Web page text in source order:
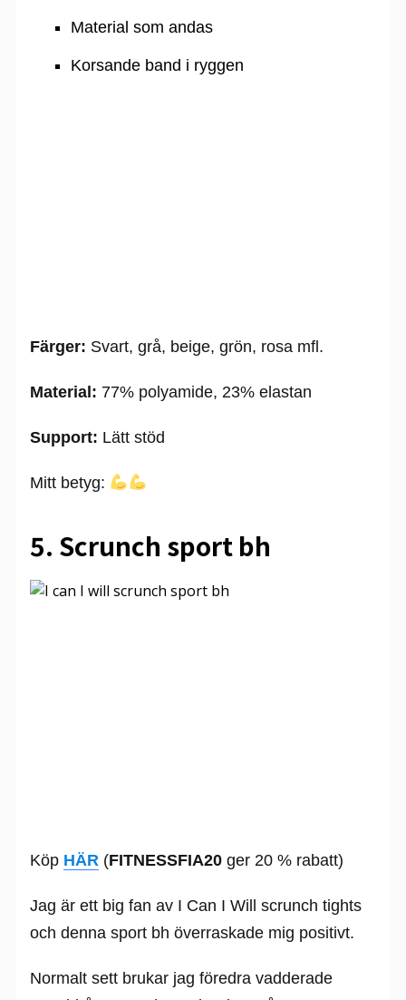
Material som andas
Korsande band i ryggen
Färger: Svart, grå, beige, grön, rosa mfl.
Material: 77% polyamide, 23% elastan
Support: Lätt stöd
Mitt betyg:
5. Scrunch sport bh
Köp HÄR (FITNESSFIA20 ger 20 % rabatt)
Jag är ett big fan av I Can I Will scrunch tights
och denna sport bh överraskade mig positivt.
Normalt sett brukar jag föredra vadderade